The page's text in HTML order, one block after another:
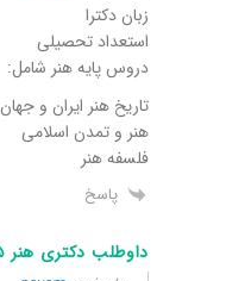
زبان دکترا
استعداد تحصیلی
دروس پایه هنر شامل:
تاریخ هنر ایران و جهان
هنر و تمدن اسلامی
فلسفه هنر
پاسخ
داوطلب دکتری هنر ٩۵